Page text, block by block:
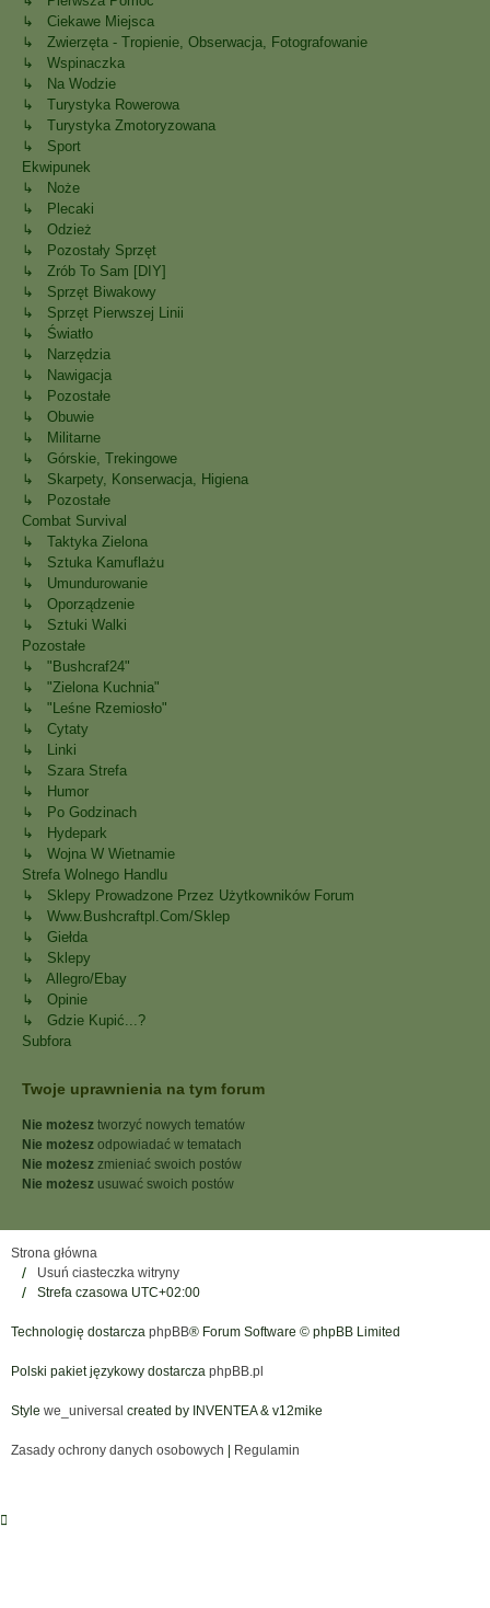
↳ Ciekawe Miejsca
↳ Zwierzęta - Tropienie, Obserwacja, Fotografowanie
↳ Wspinaczka
↳ Na Wodzie
↳ Turystyka Rowerowa
↳ Turystyka Zmotoryzowana
↳ Sport
Ekwipunek
↳ Noże
↳ Plecaki
↳ Odzież
↳ Pozostały Sprzęt
↳ Zrób To Sam [DIY]
↳ Sprzęt Biwakowy
↳ Sprzęt Pierwszej Linii
↳ Światło
↳ Narzędzia
↳ Nawigacja
↳ Pozostałe
↳ Obuwie
↳ Militarne
↳ Górskie, Trekingowe
↳ Skarpety, Konserwacja, Higiena
↳ Pozostałe
Combat Survival
↳ Taktyka Zielona
↳ Sztuka Kamuflażu
↳ Umundurowanie
↳ Oporządzenie
↳ Sztuki Walki
Pozostałe
↳ "Bushcraf24"
↳ "Zielona Kuchnia"
↳ "Leśne Rzemiosło"
↳ Cytaty
↳ Linki
↳ Szara Strefa
↳ Humor
↳ Po Godzinach
↳ Hydepark
↳ Wojna W Wietnamie
Strefa Wolnego Handlu
↳ Sklepy Prowadzone Przez Użytkowników Forum
↳ Www.bushcraftpl.com/sklep
↳ Giełda
↳ Sklepy
↳ Allegro/Ebay
↳ Opinie
↳ Gdzie Kupić...?
Subfora
Twoje uprawnienia na tym forum
Nie możesz tworzyć nowych tematów
Nie możesz odpowiadać w tematach
Nie możesz zmieniać swoich postów
Nie możesz usuwać swoich postów
Strona główna
Usuń ciasteczka witryny
Strefa czasowa UTC+02:00
Technologię dostarcza phpBB® Forum Software © phpBB Limited
Polski pakiet językowy dostarcza phpBB.pl
Style we_universal created by INVENTEA & v12mike
Zasady ochrony danych osobowych Regulamin